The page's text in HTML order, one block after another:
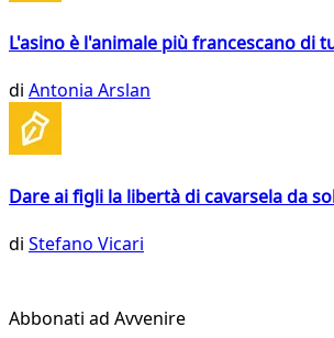
L'asino è l'animale più francescano di
di Antonia Arslan
Dare ai figli la libertà di cavarsela da
di Stefano Vicari
Abbonati ad Avvenire